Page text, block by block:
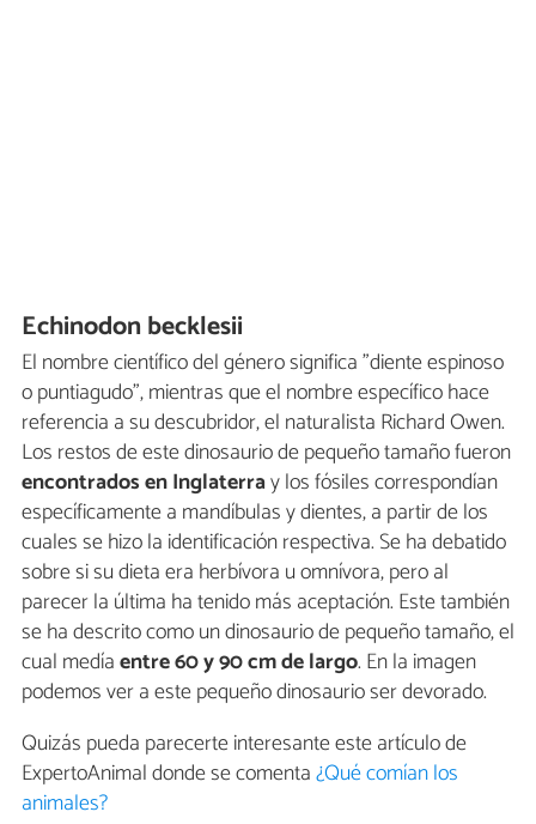
Echinodon becklesii
El nombre científico del género significa "diente espinoso
o puntiagudo", mientras que el nombre específico hace
referencia a su descubridor, el naturalista Richard Owen.
Los restos de este dinosaurio de pequeño tamaño fueron
encontrados en Inglaterray los fósiles correspondían
específicamente a mandíbulas y dientes, a partir de los
cuales se hizo la identificación respectiva. Se ha debatido
sobre si su dieta era herbívora u omnívora, pero al
parecer la última ha tenido más aceptación. Este también
se ha descrito como un dinosaurio de pequeño tamaño, el
cual medíaentre 60 y 90 cm de largo. En la imagen
podemos ver a este pequeño dinosaurio ser devorado.
Quizás pueda parecerte interesante este artículo de
ExpertoAnimal donde se comenta¿Qué comían los
animales?